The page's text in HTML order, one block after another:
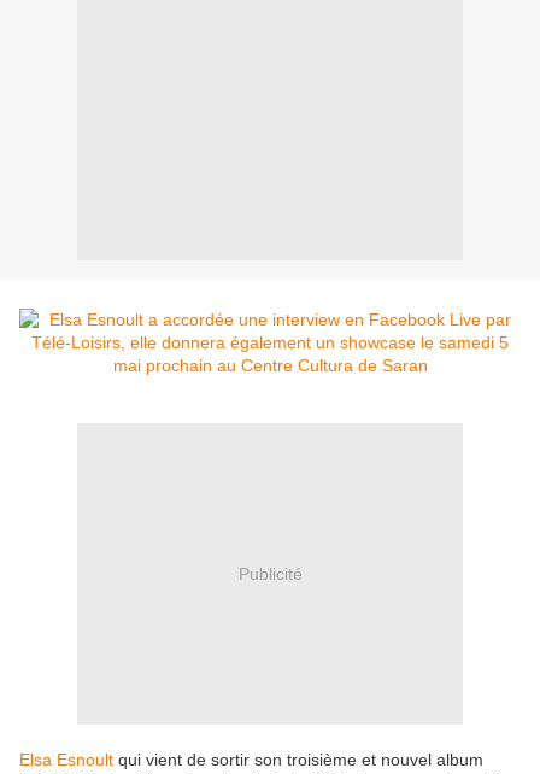
Publicité
Elsa Esnoult qui vient de sortir son troisième et nouvel album